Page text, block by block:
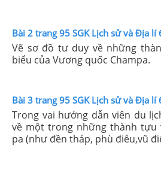
Bài 2 trang 95 SGK Lịch sử và Địa lí
Vẽ sơ đồ tư duy về những
biểu của Vương quốc Champa.
Bài 3 trang 95 SGK Lịch sử và Địa lí
Trong vai hướng dẫn viên du
về một trong những thành tựu
pa (như đền tháp, phù điêu,vũ